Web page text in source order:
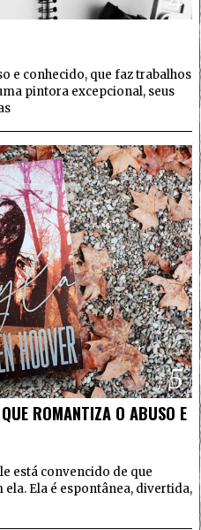
e conhecido, que faz trabalhos
pintora excepcional, seus
5
ROMANTIZA O ABUSO E
está convencido de que
ela. Ela é espontânea, divertida,